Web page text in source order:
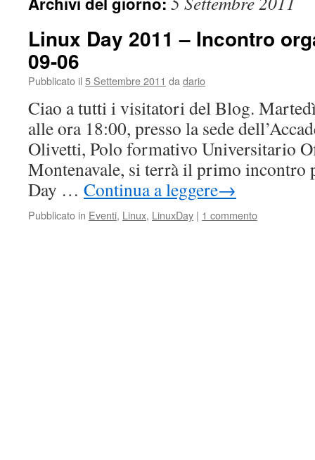
Linux Day 2011 – Incontro
09-06
Pubblicato il 5 Settembre 2011 da dario
Ciao a tutti i visitatori del Blog.
alle ora 18:00, presso la sede
Olivetti, Polo formativo Universitario
Montenavale, si terrà il primo
Day … Continua a leggere→
Pubblicato in Eventi, Linux, LinuxDay | 1 commento